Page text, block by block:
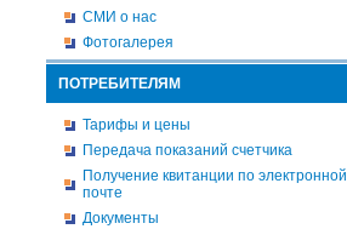
СМИ о нас
Фотогалерея
ПОТРЕБИТЕЛЯМ
Тарифы и цены
Передача показаний счетчика
Получение квитанции по электронной
почте
Документы